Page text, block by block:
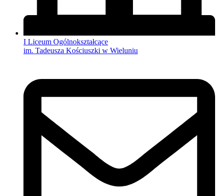
I Liceum Ogólnokształcące
im. Tadeusza Kościuszki w Wieluniu